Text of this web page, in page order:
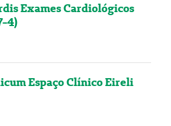
Exames Cardiológicos
4)
Espaço Clínico Eireli